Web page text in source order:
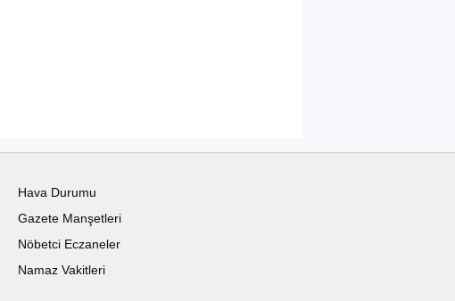
Hava Durumu
Gazete Manşetleri
Nöbetci Eczaneler
Namaz Vakitleri